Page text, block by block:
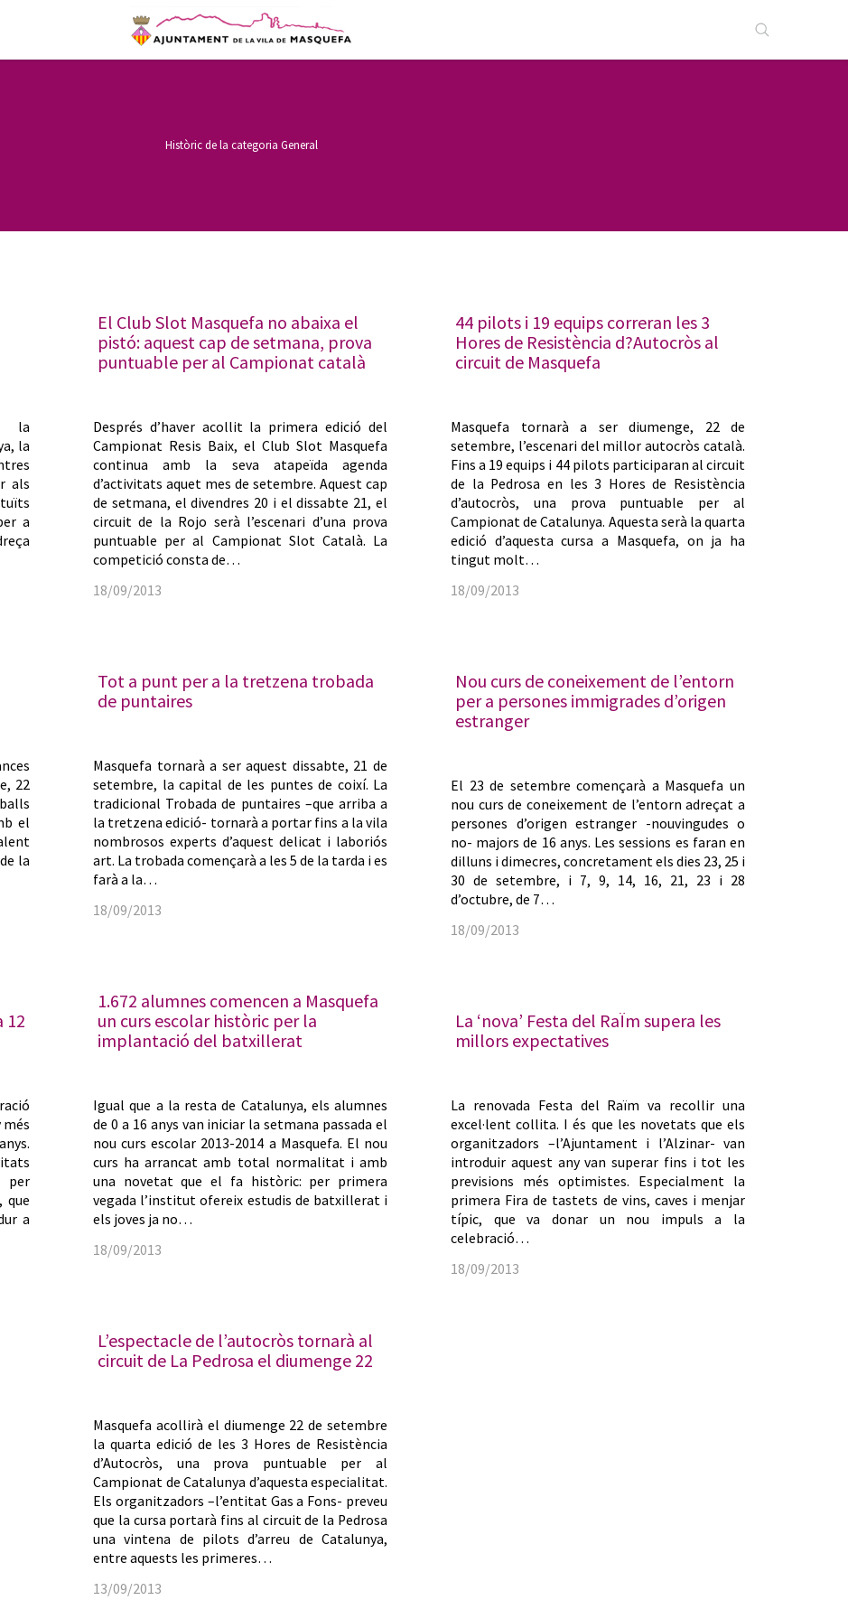
Històric de la categoria General
la
la
als
a
El Club Slot Masquefa no abaixa el
pistó: aquest cap de setmana, prova
puntuable per al Campionat català
Després d’haver acollit la primera edició del
Campionat Resis Baix, el Club Slot Masquefa
continua amb la seva atapeïda agenda
d’activitats aquet mes de setembre. Aquest cap
de setmana, el divendres 20 i el dissabte 21, el
circuit de la Rojo serà l’escenari d’una prova
puntuable per al Campionat Slot Català. La
competició consta de…
18/09/2013
44 pilots i 19 equips correran les 3
Hores de Resistència d?Autocròs al
circuit de Masquefa
Masquefa tornarà a ser diumenge, 22 de
setembre, l’escenari del millor autocròs català.
Fins a 19 equips i 44 pilots participaran al circuit
de la Pedrosa en les 3 Hores de Resistència
d’autocròs, una prova puntuable per al
Campionat de Catalunya. Aquesta serà la quarta
edició d’aquesta cursa a Masquefa, on ja ha
tingut molt…
18/09/2013
22
el
la
Tot a punt per a la tretzena trobada
de puntaires
Masquefa tornarà a ser aquest dissabte, 21 de
setembre, la capital de les puntes de coixí. La
tradicional Trobada de puntaires –que arriba a
la tretzena edició- tornarà a portar fins a la vila
nombrosos experts d’aquest delicat i laboriós
art. La trobada començarà a les 5 de la tarda i es
farà a la…
18/09/2013
Nou curs de coneixement de l’entorn
per a persones immigrades d’origen
estranger
El 23 de setembre començarà a Masquefa un
nou curs de coneixement de l’entorn adreçat a
persones d’origen estranger -nouvingudes o
no- majors de 16 anys. Les sessions es faran en
dilluns i dimecres, concretament els dies 23, 25 i
30 de setembre, i 7, 9, 14, 16, 21, 23 i 28
d’octubre, de 7…
18/09/2013
12
més
per
que
a
1.672 alumnes comencen a Masquefa
un curs escolar històric per la
implantació del batxillerat
Igual que a la resta de Catalunya, els alumnes
de 0 a 16 anys van iniciar la setmana passada el
nou curs escolar 2013-2014 a Masquefa. El nou
curs ha arrancat amb total normalitat i amb
una novetat que el fa històric: per primera
vegada l’institut ofereix estudis de batxillerat i
els joves ja no…
18/09/2013
La ‘nova’ Festa del RaÏm supera les
millors expectatives
La renovada Festa del Raïm va recollir una
excel·lent collita. I és que les novetats que els
organitzadors –l’Ajuntament i l’Alzinar- van
introduir aquest any van superar fins i tot les
previsions més optimistes. Especialment la
primera Fira de tastets de vins, caves i menjar
típic, que va donar un nou impuls a la
celebració…
18/09/2013
L’espectacle de l’autocròs tornarà al
circuit de La Pedrosa el diumenge 22
Masquefa acollirà el diumenge 22 de setembre
la quarta edició de les 3 Hores de Resistència
d’Autocròs, una prova puntuable per al
Campionat de Catalunya d’aquesta especialitat.
Els organitzadors –l’entitat Gas a Fons- preveu
que la cursa portarà fins al circuit de la Pedrosa
una vintena de pilots d’arreu de Catalunya,
entre aquests les primeres…
13/09/2013